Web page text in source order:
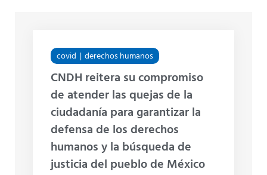
covid derechos humanos
CNDH reitera su compromiso
de atender las quejas de la
ciudadanía para garantizar la
defensa de los derechos
humanos y la búsqueda de
justicia del pueblo de México